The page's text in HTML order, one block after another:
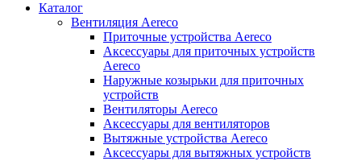
Каталог
Вентиляция Aereco
Приточные устройства Aereco
Аксессуары для приточных устройств
Aereco
Наружные козырьки для приточных
устройств
Вентиляторы Aereco
Аксессуары для вентиляторов
Вытяжные устройства Aereco
Аксессуары для вытяжных устройств